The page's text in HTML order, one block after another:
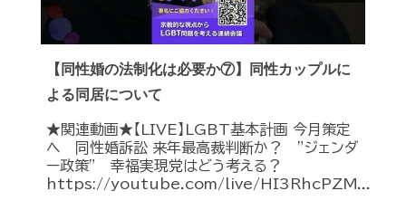
【同性婚の法制化は必要か⑦】同性カップルに
よる同居について
★関連動画★【LIVE】LGBT基本計画 今月策定
へ 同性婚訴訟 来年最高裁判断か？ ”ジェンダ
ー政策” 幸福実現党はどう考える？
https://youtube.com/live/HI3RhcPZM...